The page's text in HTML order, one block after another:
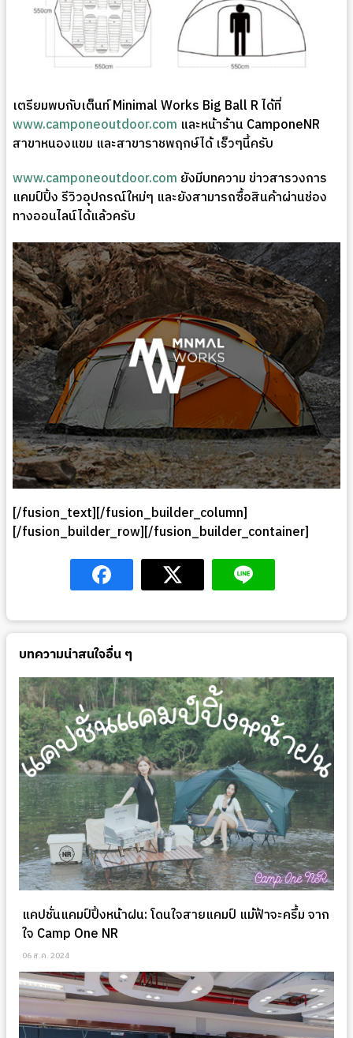
เตรียมพบกับเต็นท์ Minimal Works Big Ball R ได้ที่
www.camponeoutdoor.com และหน้าร้าน CamponeNR
สาขาหนองแขม และสาขาราชพฤกษ์ได้ เร็วๆนี้ครับ
www.camponeoutdoor.com ยังมีบทความ ข่าวสารวงการ
แคมป์ปิ้ง รีวิวอุปกรณ์ใหม่ๆ และยังสามารถซื้อสินค้าผ่านช่อง
ทางออนไลน์ได้แล้วครับ
[/fusion_text][/fusion_builder_column]
[/fusion_builder_row][/fusion_builder_container]
บทความน่าสนใจอื่น ๆ
แคปชั่นแคมป์ปิ้งหน้าฝน: โดนใจสายแคมป์ แม้ฟ้าจะครึ้ม จาก
ใจ Camp One NR
06 ส.ค. 2024